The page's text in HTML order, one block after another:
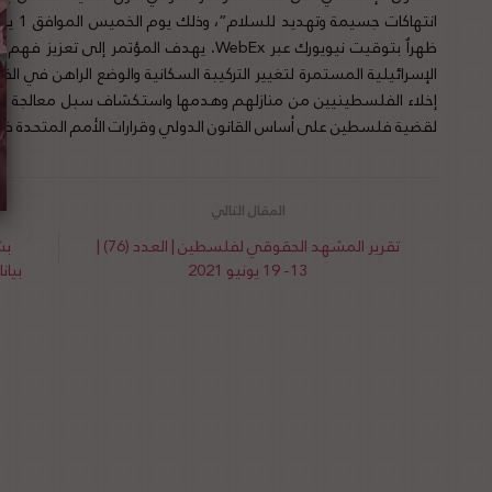
ظهراٌ بتوقيت نيويورك عبر WebEx
. يهدف المؤتمر إلى تعزيز فهم
الإسرائيلية المستمرة لتغيير التركيبة السكانية والوضع الراهن
إخلاء الفلسطينيين من منازلهم وهدمها واستكشاف سبل
لقضية فلسطين على أساس القانون الدولي وقرارات الأمم المتحدة
تقرير المشهد الحقوقي لفلسطين | العدد (76) |
13- 19 يونيو 2021